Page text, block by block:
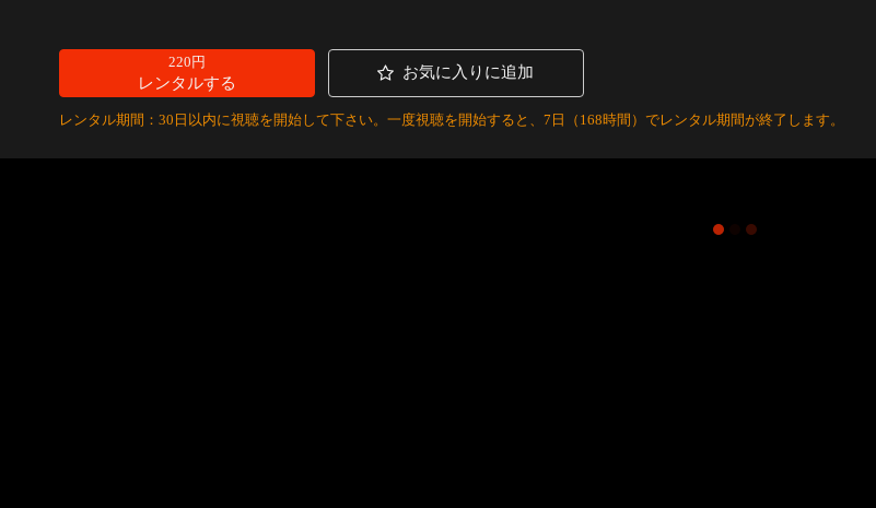
220円
レンタルする
お気に入りに追加
レンタル期間：30日以内に視聴を開始して下さい。一度視聴を開始すると、7日（168時間）でレンタル期間が終了します。